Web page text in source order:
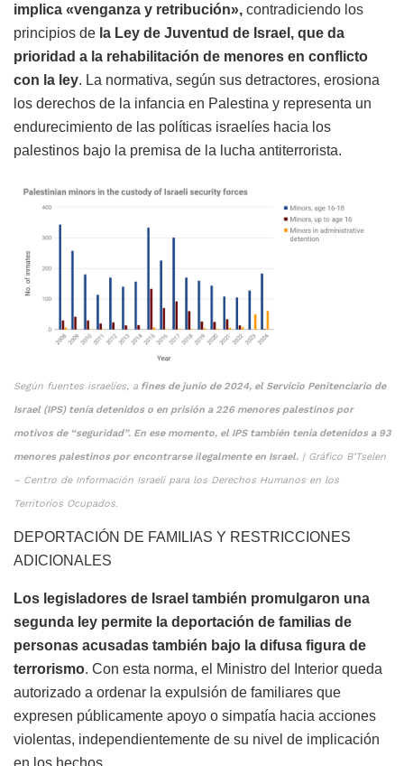
implica «venganza y retribución», contradiciendo los
principios de la Ley de Juventud de Israel, que da
prioridad a la rehabilitación de menores en conflicto
con la ley. La normativa, según sus detractores, erosiona
los derechos de la infancia en Palestina y representa un
endurecimiento de las políticas israelíes hacia los
palestinos bajo la premisa de la lucha antiterrorista.
Según fuentes israelíes, a fines de junio de 2024, el Servicio Penitenciario de
Israel (IPS) tenía detenidos o en prisión a 226 menores palestinos por
motivos de “seguridad”. En ese momento, el IPS también tenía detenidos a 93
menores palestinos por encontrarse ilegalmente en Israel. | Gráfico B’Tselen
– Centro de Información Israelí para los Derechos Humanos en los
Territorios Ocupados.
DEPORTACIÓN DE FAMILIAS Y RESTRICCIONES
ADICIONALES
Los legisladores de Israel también promulgaron una
segunda ley permite la deportación de familias de
personas acusadas también bajo la difusa figura de
terrorismo. Con esta norma, el Ministro del Interior queda
autorizado a ordenar la expulsión de familiares que
expresen públicamente apoyo o simpatía hacia acciones
violentas, independientemente de su nivel de implicación